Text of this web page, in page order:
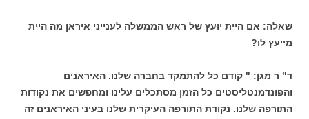
שאלה: אם היית יועץ של ראש הממשלה לענייני איראן מה היית
מייעץ לו?
ד" ר מגן: " קודם כל להתמקד בחברה שלנו. האיראנים
והפונדמנטליסטים כל הזמן מסתכלים עלינו ומחפשים את נקודות
התורפה שלנו. נקודת התורפה העיקרית שלנו בעיני האיראנים זה